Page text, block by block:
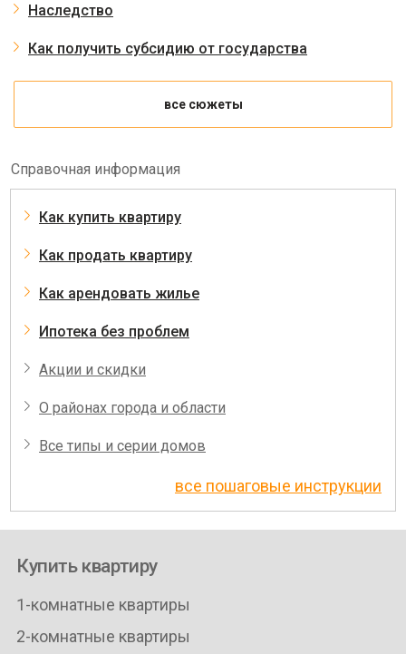
Наследство
Как получить субсидию от государства
все сюжеты
Справочная информация
Как купить квартиру
Как продать квартиру
Как арендовать жилье
Ипотека без проблем
Акции и скидки
О районах города и области
Все типы и серии домов
все пошаговые инструкции
Купить квартиру
1-комнатные квартиры
2-комнатные квартиры